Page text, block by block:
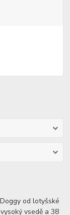
od lotyšské
vsedě a 38